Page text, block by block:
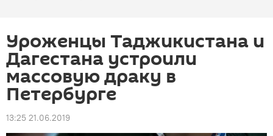
Уроженцы Таджикистана и
Дагестана устроили
массовую драку в
Петербурге
13:25 21.06.2019